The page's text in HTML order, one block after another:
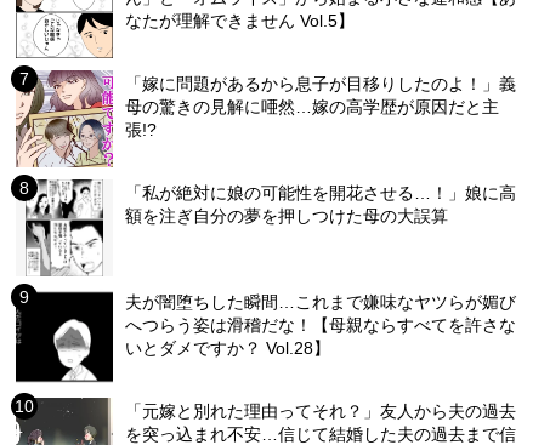
なたが理解できません Vol.5】
「嫁に問題があるから息子が目移りしたのよ！」義
母の驚きの見解に唖然…嫁の高学歴が原因だと主
張!?
「私が絶対に娘の可能性を開花させる…！」娘に高
額を注ぎ自分の夢を押しつけた母の大誤算
夫が闇堕ちした瞬間…これまで嫌味なヤツらが媚び
へつらう姿は滑稽だな！【母親ならすべてを許さな
いとダメですか？ Vol.28】
「元嫁と別れた理由ってそれ？」友人から夫の過去
を突っ込まれ不安…信じて結婚した夫の過去まで信